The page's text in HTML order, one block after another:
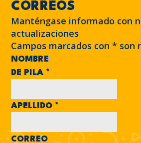
CORREOS
Manténgase informado con
actualizaciones
Campos marcados con* son
NOMBRE
DE PILA *
APELLIDO *
CORREO